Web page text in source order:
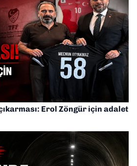
Erol Zöngür için adalet